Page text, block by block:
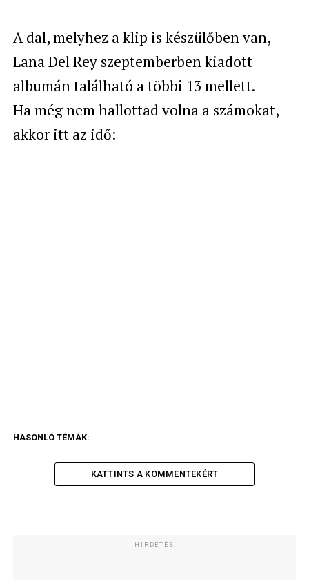
A dal, melyhez a klip is készülőben van,
Lana Del Rey szeptemberben kiadott
albumán található a többi 13 mellett.
Ha még nem hallottad volna a számokat,
akkor itt az idő:
HASONLÓ TÉMÁK:
KATTINTS A KOMMENTEKÉRT
HIRDETÉS